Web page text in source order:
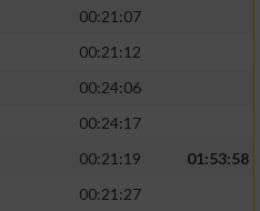
00:21:07
00:21:12
00:24:06
00:24:17
00:21:19
01:53:58
00:21:27